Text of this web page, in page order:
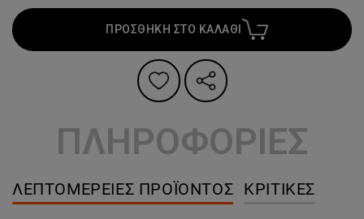
ΠΡΟΣΘΗΚΗ ΣΤΟ ΚΑΛΑΘΙ
ΠΛΗΡΟΦΟΡΙΕΣ
ΛΕΠΤΟΜΈΡΕΙΕΣ ΠΡΟΪΌΝΤΟΣ ΚΡΙΤΙΚΈΣ